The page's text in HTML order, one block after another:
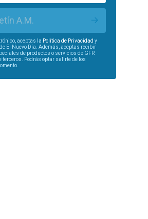
A.M.
aceptas la Política de Privacidad y
de El Nuevo Día. Además, aceptas recibir
de productos o servicios de GFR
terceros. Podrás optar salirte de los